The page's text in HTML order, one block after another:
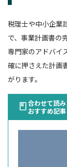
税理士や中小企業
で、事業計画書の
専門家のアドバイ
確に押さえた計画
がります。
合わせて読
おすすめ記事